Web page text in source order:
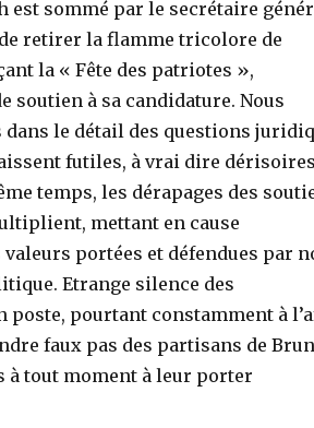
est sommé par le secrétaire
retirer la flamme tricolore de
la « Fête des patriotes »,
soutien à sa candidature. Nous
dans le détail des questions
futiles, à vrai dire
temps, les dérapages des
mettant en cause
portées et défendues par
Etrange silence des
poste, pourtant constamment à
faux pas des partisans de
à tout moment à leur porter